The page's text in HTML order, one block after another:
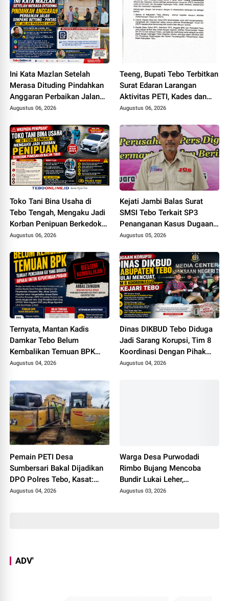
Ini Kata Mazlan Setelah
Merasa Dituding Pindahkan
Anggaran Perbaikan Jalan
Simpang Betung - Pintas ke
Augustus 06, 2026
Teeng, Bupati Tebo Terbitkan
Surat Edaran Larangan
Aktivitas PETI, Kades dan
Perangkat Desa Yang
Augustus 06, 2026
Toko Tani Bina Usaha di
Tebo Tengah, Mengaku Jadi
Korban Penipuan Berkedok
Pemesanan Racun Tikus
Augustus 06, 2026
Kejati Jambi Balas Surat
SMSI Tebo Terkait SP3
Penanganan Kasus Dugaan
Korupsi di DPUPR Tebo Rp
Augustus 05, 2026
Ternyata, Mantan Kadis
Damkar Tebo Belum
Kembalikan Temuan BPK
Terkait Pencairan GU yang
Kepentingan Pribadi
Augustus 04, 2026
Dinas DIKBUD Tebo Diduga
Jadi Sarang Korupsi, Tim 8
Koordinasi Dengan Pihak
Kejari Tebo
Augustus 04, 2026
Pemain PETI Desa
Sumbersari Bakal Dijadikan
DPO Polres Tebo, Kasat:
Karena Tak Pernah Penuhi
Augustus 04, 2026
Warga Desa Purwodadi
Rimbo Bujang Mencoba
Bundir Lukai Leher,
Sebelumnya Pernah Potong
Augustus 03, 2026
ADV'